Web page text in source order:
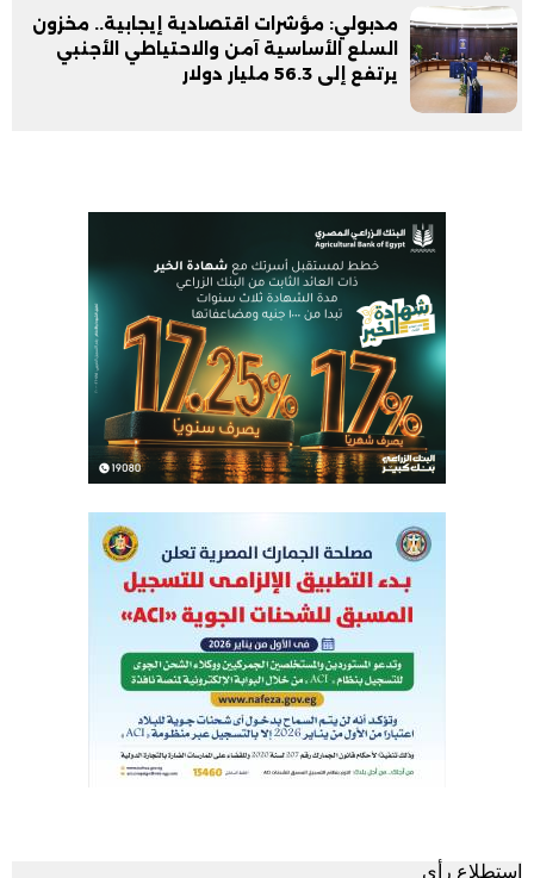
مدبولي: مؤشرات اقتصادية إيجابية.. مخزون
السلع الأساسية آمن والاحتياطي الأجنبي
يرتفع إلى 56.3 مليار دولار
استطلاع رأى